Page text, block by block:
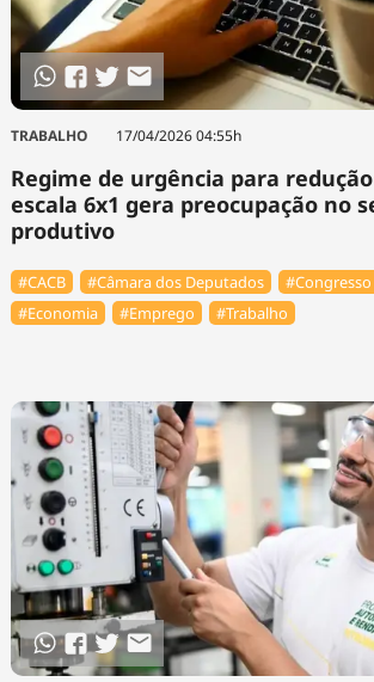
TRABALHO 17/04/2026 04:55h
Regime de urgência para
escala 6x1 gera preocupação no
produtivo
#⁠CACB #Câmara dos Deputados
#Economia
#Emprego #Trabalho